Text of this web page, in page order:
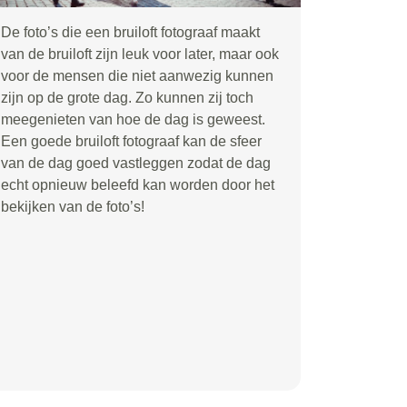
De foto’s die een bruiloft fotograaf maakt
van de bruiloft zijn leuk voor later, maar ook
voor de mensen die niet aanwezig kunnen
zijn op de grote dag. Zo kunnen zij toch
meegenieten van hoe de dag is geweest.
Een goede bruiloft fotograaf kan de sfeer
van de dag goed vastleggen zodat de dag
echt opnieuw beleefd kan worden door het
bekijken van de foto’s!